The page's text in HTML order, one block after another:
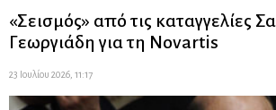
«Σεισμός» από τις καταγγελίες
Γεωργιάδη για τη Novartis
23 Ιουλίου 2026, 11:17